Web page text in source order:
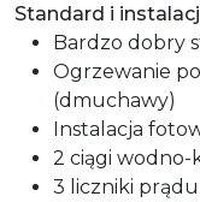
Standard i
Bardzo dobry
Ogrzewanie
(dmuchawy)
Instalacja
2 ciągi wodno-
3 liczniki prądu